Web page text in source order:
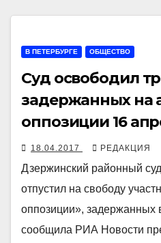
В ПЕТЕРБУРГЕ ОБЩЕСТВО
Суд освободил
задержанных на
оппозиции 16
18.04.2017 РЕДАКЦИЯ
Дзержинский районный
отпустил на свободу
оппозиции», задержанных
сообщила РИА Новости